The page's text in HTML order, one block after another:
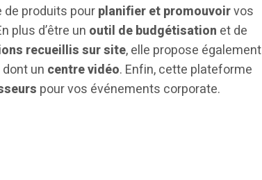
produits pourplanifier et promouvoirvos
plus d’être un outil de budgétisation et de
recueillis sur site, elle propose également
un centre vidéo. Enfin, cette plateforme
pour vos événements corporate.